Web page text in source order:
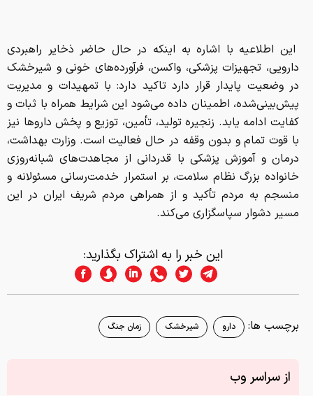
این اطلاعیه با اشاره به اینکه در حال حاضر ذخایر راهبردی
دارویی، تجهیزات پزشکی، واکسن، فرآورده‌های خونی و شیرخشک
در وضعیت پایدار قرار دارد تاکید دارد: با تمهیدات و مدیریت
پیش‌بینی‌شده، اطمینان داده می‌شود این شرایط همراه با ثبات و
کفایت ادامه یابد. زنجیره تولید، تأمین، توزیع و پخش داروها نیز
با قوت تمام و بدون وقفه در حال فعالیت است. وزارت بهداشت،
درمان و آموزش پزشکی با قدردانی از مجاهدت‌های شبانه‌روزی
خانواده بزرگ نظام سلامت، بر استمرار خدمت‌رسانی مسئولانه و
منسجم به مردم تأکید و از همراهی مردم شریف ایران در این
مسیر دشوار سپاسگزاری می‌کند.
این خبر را به اشتراک بگذارید:
برچسب ها: دارو شیرخشک زمان جنگ
از سراسر وب